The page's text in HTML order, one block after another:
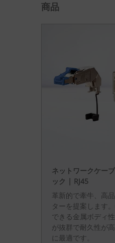
商品
ネットワークケー
ック | RJ45
革新的で牽牛、高
ターを提案します
できる金属ボディ
が抜群で耐久性が
に最適です。